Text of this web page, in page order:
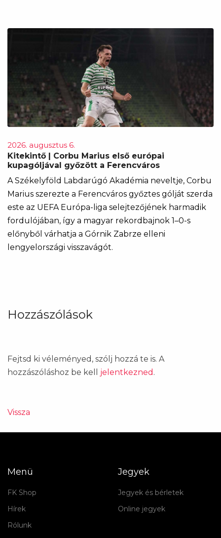
2026. augusztus 6.
Kitekintő | Corbu Marius első európai
kupagóljával győzött a Ferencváros
A Székelyföld Labdarúgó Akadémia neveltje, Corbu
Marius szerezte a Ferencváros győztes gólját szerda
este az UEFA Európa-liga selejtezőjének harmadik
fordulójában, így a magyar rekordbajnok 1–0-s
előnyből várhatja a Górnik Zabrze elleni
lengyelországi visszavágót.
Hozzászólások
Fejtsd ki véleményed, szólj hozzá te is. A
hozzászóláshoz be kell jelentkezned .
Vissza
Menü
FK Shop
Hírek
Rólunk
Jegyek
Jegyek és bérletek
Online jegyek